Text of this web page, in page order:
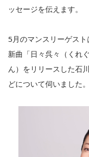
ッセージを伝えます。
5月のマンスリーゲス
新曲「日々呉々（くれ
ん）をリリースした石
どについて伺いました。